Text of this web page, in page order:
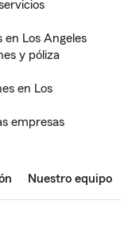
en Los Angeles
y póliza
en Los
empresas
Nuestro equipo